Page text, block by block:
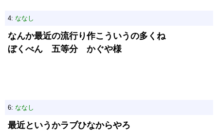
4: ななし
なんか最近の流行り作こういうの多くね
ぼくべん 五等分 かぐや様
6: ななし
最近というかラブひなからやろ